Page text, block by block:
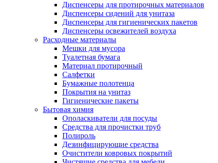
Диспенсеры для протирочных материалов
Диспенсеры сидений для унитаза
Диспенсеры для гигиенических пакетов
Диспенсеры освежителей воздуха
Расходные материалы
Мешки для мусора
Туалетная бумага
Материал протирочный
Салфетки
Бумажные полотенца
Покрытия на унитаз
Гигиенические пакеты
Бытовая химия
Ополаскиватели для посуды
Средства для прочистки труб
Полироль
Дезинфицирующие средства
Очистители ковровых покрытий